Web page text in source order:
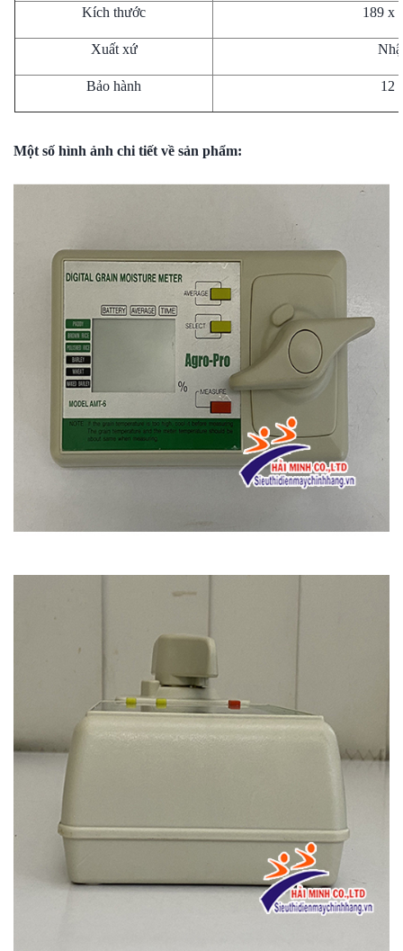
Kích thước 189 x
Xuất xứ
Bảo hành 12
Một số hình ảnh chi tiết về sản phẩm: